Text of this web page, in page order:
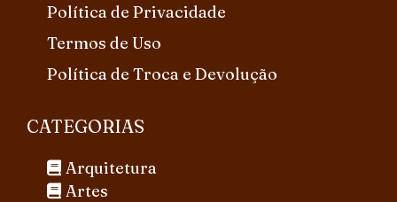
Política de Privacidade
Termos de Uso
Política de Troca e Devolução
CATEGORIAS
Arquitetura
Artes